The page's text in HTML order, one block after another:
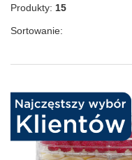
Produkty: 15
Sortowanie: